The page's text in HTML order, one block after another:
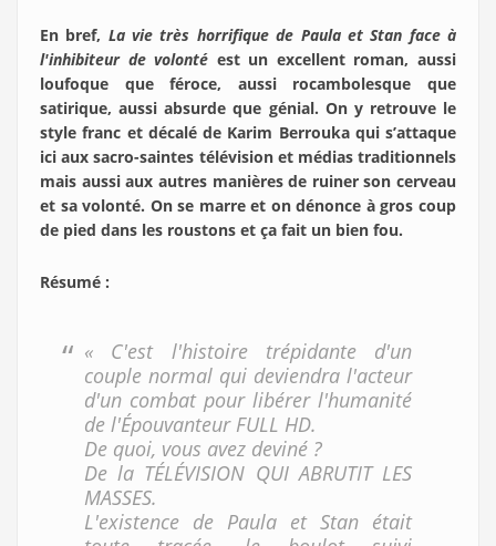
En bref, La vie très horrifique de Paula et Stan face à
l'inhibiteur de volonté est un excellent roman, aussi
loufoque que féroce, aussi rocambolesque que
satirique, aussi absurde que génial. On y retrouve le
style franc et décalé de Karim Berrouka qui s’attaque
ici aux sacro-saintes télévision et médias traditionnels
mais aussi aux autres manières de ruiner son cerveau
et sa volonté. On se marre et on dénonce à gros coup
de pied dans les roustons et ça fait un bien fou.
Résumé :
« C'est l'histoire trépidante d'un
couple normal qui deviendra l'acteur
d'un combat pour libérer l'humanité
de l'Épouvanteur FULL HD.
De quoi, vous avez deviné ?
De la TÉLÉVISION QUI ABRUTIT LES
MASSES.
L'existence de Paula et Stan était